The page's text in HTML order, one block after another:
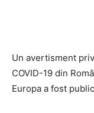
Un avertisment
COVID-19 din
Europa a fost